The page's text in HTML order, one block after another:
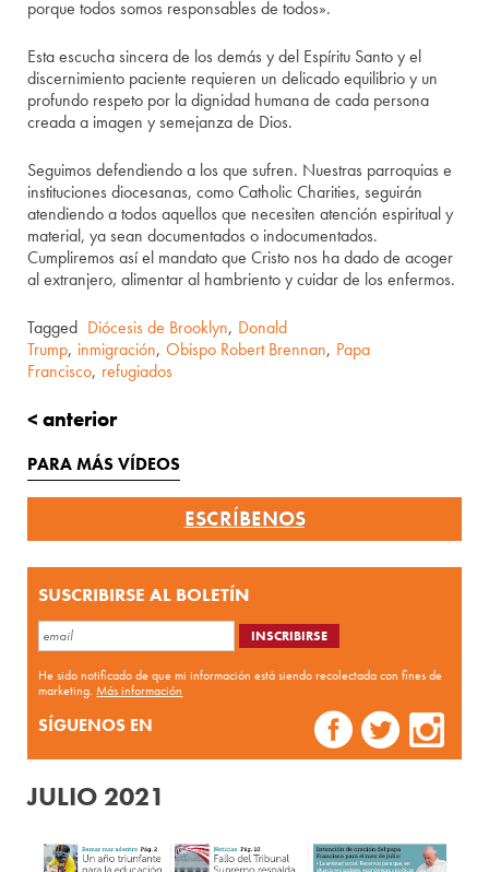
porque todos somos responsables de todos».
Esta escucha sincera de los demás y del Espíritu Santo y el
discernimiento paciente requieren un delicado equilibrio y un
profundo respeto por la dignidad humana de cada persona
creada a imagen y semejanza de Dios.
Seguimos defendiendo a los que sufren. Nuestras parroquias e
instituciones diocesanas, como Catholic Charities, seguirán
atendiendo a todos aquellos que necesiten atención espiritual y
material, ya sean documentados o indocumentados.
Cumpliremos así el mandato que Cristo nos ha dado de acoger
al extranjero, alimentar al hambriento y cuidar de los enfermos.
Tagged Diócesis de Brooklyn, Donald
Trump, inmigración, Obispo Robert Brennan, Papa
Francisco, refugiados
< anterior
PARA MÁS VÍDEOS
ESCRÍBENOS
SUSCRIBIRSE AL BOLETÍN
He sido notificado de que mi información está siendo recolectada con fines de
marketing.Más información
SÍGUENOS EN
JULIO 2021